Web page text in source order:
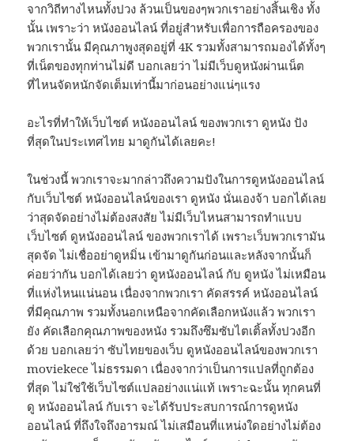
จากวิถีทางไหนทั้งปวง ล้วนเป็นของๆพวกเราอย่างสิ้นเชิง ทั้ง
นั้น เพราะว่า หนังออนไลน์ ที่อยู่สำหรับเพื่อการถือครองของ
พวกเรานั้น มีคุณภาพูงสุดอยู่ที่ 4K รวมทั้งสามารถมองได้ทั้งๆ
ที่เน็ตของทุกท่านไม่ดี บอกเลยว่า ไม่มีเว็บดูหนังผ่านเน็ต
ที่ไหนจัดหนักจัดเต็มเท่านี้มาก่อนอย่างแน่ๆแรง
อะไรที่ทำให้เว็บไซต์ หนังออนไลน์ ของพวกเรา ดูหนัง ปัง
ที่สุดในประเทศไทย มาดูกันได้เลยคะ!
ในช่วงนี้ พวกเราจะมากล่าวถึงความปังในการดูหนังออนไลน์
กับเว็บไซต์ หนังออนไลน์ของเรา ดูหนัง นั่นเองจ้า บอกได้เลย
ว่าสุดจัดอย่างไม่ต้องสงสัย ไม่มีเว็บไหนสามารถทำแบบ
เว็บไซต์ ดูหนังออนไลน์ ของพวกเราได้ เพราะเว็บพวกเรามัน
สุดจัด ไม่เชื่ออย่าดูหมิ่น เข้ามาดูกันก่อนและหลังจากนั้นก็
ค่อยว่ากัน บอกได้เลยว่า ดูหนังออนไลน์ กับ ดูหนัง ไม่เหมือน
ที่แห่งไหนแน่นอน เนื่องจากพวกเรา คัดสรรค์ หนังออนไลน์
ที่มีคุณภาพ รวมทั้งนอกเหนือจากคัดเลือกหนังแล้ว พวกเรา
ยัง คัดเลือกคุณภาพของหนัง รวมถึงซึมซับไตเติ้ลทั้งปวงอีก
ด้วย บอกเลยว่า ซับไทยของเว็บ ดูหนังออนไลน์ของพวกเรา
moviekece ไม่ธรรมดา เนื่องจากว่าเป็นการแปลที่ถูกต้อง
ที่สุด ไม่ใช่ใช้เว็บไซต์แปลอย่างแน่แท้ เพราะฉะนั้น ทุกคนที่
ดู หนังออนไลน์ กับเรา จะได้รับประสบการณ์การดูหนัง
ออนไลน์ ที่ถึงใจถึงอารมณ์ ไม่เสมือนที่แหน่งใดอย่างไม่ต้อง